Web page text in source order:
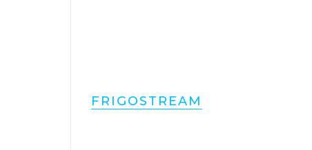
FRIGOSTREAM